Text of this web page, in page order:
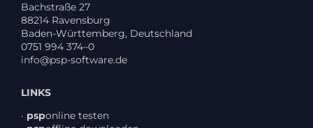
Bach­straße 27
88214 Ravens­burg
Baden-Würt­tem­berg, Deutsch­land
0751 994 374–0
info@psp-software.de
LINKS
· psponline testen